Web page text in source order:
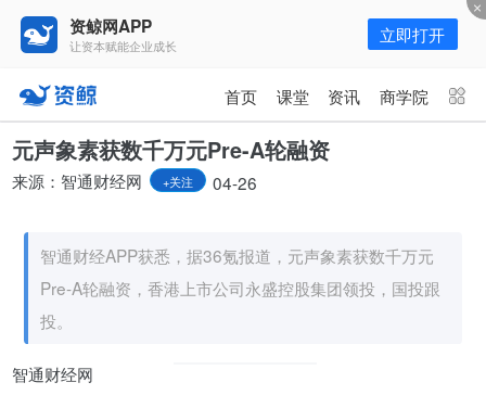
资鲸网APP
让资本赋能企业成长 立即打开
首页 课堂 资讯 商学院
资讯 课堂 直播 商学院
报告 人才猎聘
为你推荐
资鲸精选 | 127页PPT，读懂复
星、平安、腾讯、比亚迪、碧桂园
等66位超级商业巨头未来产业布
11-01
元声象素获数千万元Pre-A轮融资
来源：智通财经网 +关注 04-26
智通财经APP获悉，据36氪报道，元声象素获数千万元
Pre-A轮融资，香港上市公司永盛控股集团领投，国投跟
投。
智通财经网